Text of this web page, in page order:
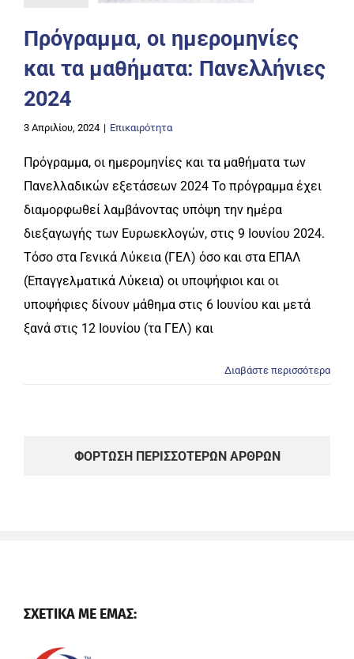
Πρόγραμμα, οι ημερομηνίες
και τα μαθήματα: Πανελλήνιες
2024
3 Απριλίου, 2024 | Επικαιρότητα
Πρόγραμμα, οι ημερομηνίες και τα μαθήματα των
Πανελλαδικών εξετάσεων 2024 Το πρόγραμμα έχει
διαμορφωθεί λαμβάνοντας υπόψη την ημέρα
διεξαγωγής των Ευρωεκλογών, στις 9 Ιουνίου 2024.
Τόσο στα Γενικά Λύκεια (ΓΕΛ) όσο και στα ΕΠΑΛ
(Επαγγελματικά Λύκεια) οι υποψήφιοι και οι
υποψήφιες δίνουν μάθημα στις 6 Ιουνίου και μετά
ξανά στις 12 Ιουνίου (τα ΓΕΛ) και
Διαβάστε περισσότερα
ΦΌΡΤΩΣΗ ΠΕΡΙΣΣΌΤΕΡΩΝ ΆΡΘΡΩΝ
ΣΧΕΤΙΚΑ ΜΕ ΕΜΑΣ: